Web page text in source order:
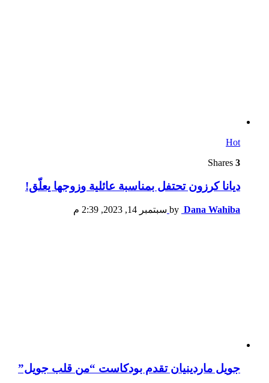
Hot
3
ديانا كرزون تحتفل بمناسبة عائلية وزوجها يعلّق!
by Dana Wahiba سبتمبر 14, 2023, 2:39 م
جويل ماردينيان تقدم بودكاست “من قلب جويل”